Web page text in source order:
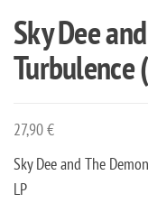
Sky Dee
Turbulence
27,90€
Sky Dee and The
LP